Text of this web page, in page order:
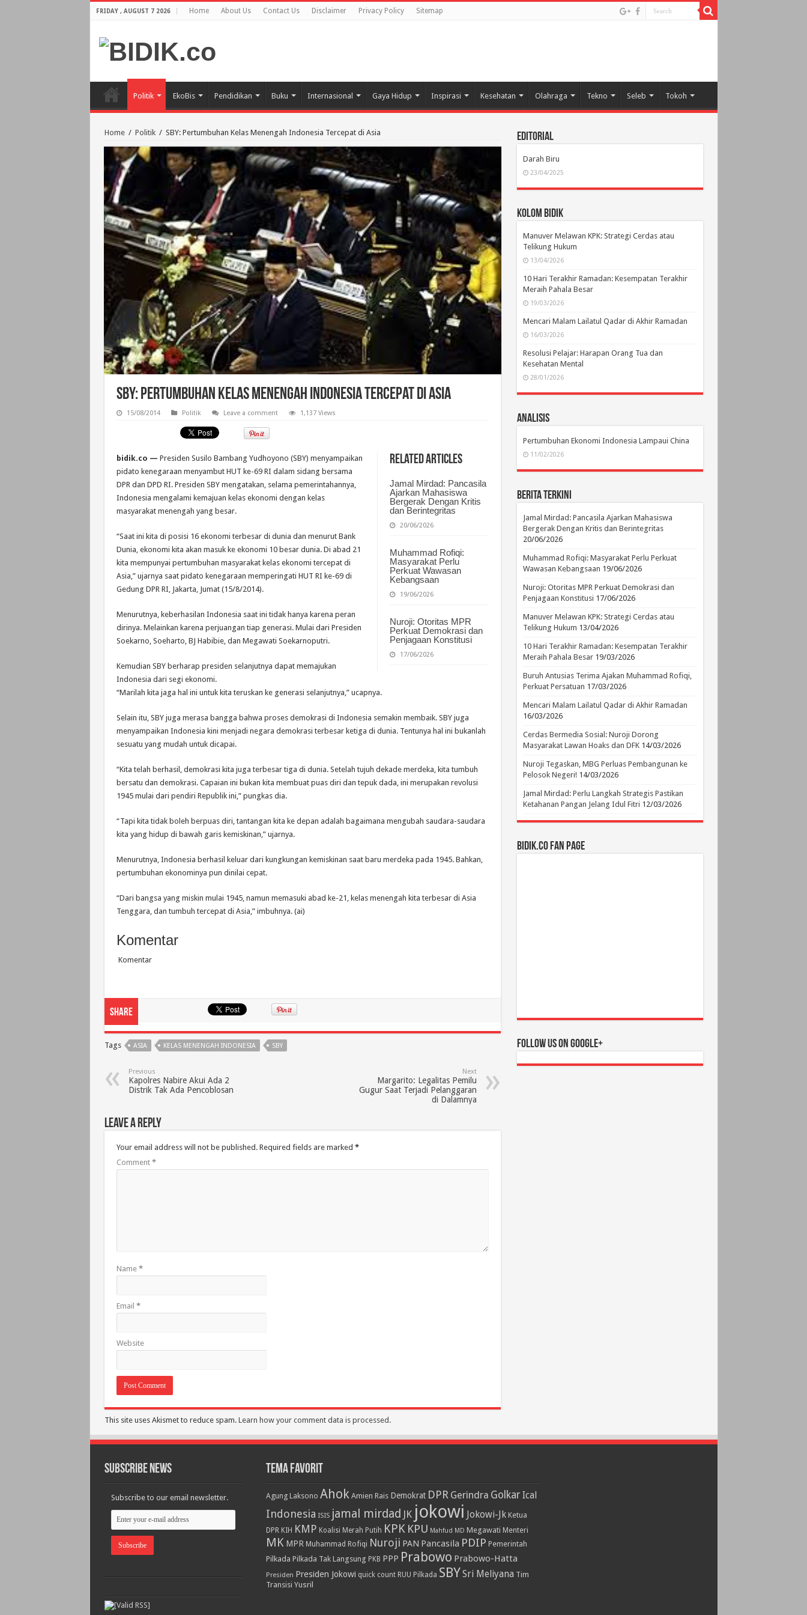
FRIDAY , AUGUST 7 2026 Home About Us Contact Us Disclaimer Privacy Policy Sitemap
Politik EkoBis Pendidikan Buku Internasional Gaya Hidup Inspirasi Kesehatan Olahraga Tekno Seleb Tokoh
Home / Politik / SBY: Pertumbuhan Kelas Menengah Indonesia Tercepat di Asia
SBY: Pertumbuhan Kelas Menengah Indonesia Tercepat di Asia
15/08/2014 Politik Leave a comment 1,137 Views
Related Articles
Jamal Mirdad: Pancasila
Ajarkan Mahasiswa
Bergerak Dengan Kritis
dan Berintegritas
20/06/2026
Muhammad Rofiqi:
Masyarakat Perlu
Perkuat Wawasan
Kebangsaan
19/06/2026
Nuroji: Otoritas MPR
Perkuat Demokrasi dan
Penjagaan Konstitusi
17/06/2026
bidik.co — Presiden Susilo Bambang Yudhoyono (SBY) menyampaikan
pidato kenegaraan menyambut HUT ke-69 RI dalam sidang bersama
DPR dan DPD RI. Presiden SBY mengatakan, selama pemerintahannya,
Indonesia mengalami kemajuan kelas ekonomi dengan kelas
masyarakat menengah yang besar.
“Saat ini kita di posisi 16 ekonomi terbesar di dunia dan menurut Bank
Dunia, ekonomi kita akan masuk ke ekonomi 10 besar dunia. Di abad 21
kita mempunyai pertumbuhan masyarakat kelas ekonomi tercepat di
Asia,” ujarnya saat pidato kenegaraan memperingati HUT RI ke-69 di
Gedung DPR RI, Jakarta, Jumat (15/8/2014).
Menurutnya, keberhasilan Indonesia saat ini tidak hanya karena peran
dirinya. Melainkan karena perjuangan tiap generasi. Mulai dari Presiden
Soekarno, Soeharto, BJ Habibie, dan Megawati Soekarnoputri.
Kemudian SBY berharap presiden selanjutnya dapat memajukan
Indonesia dari segi ekonomi.
“Marilah kita jaga hal ini untuk kita teruskan ke generasi selanjutnya,” ucapnya.
Selain itu, SBY juga merasa bangga bahwa proses demokrasi di Indonesia semakin membaik. SBY juga
menyampaikan Indonesia kini menjadi negara demokrasi terbesar ketiga di dunia. Tentunya hal ini bukanlah
sesuatu yang mudah untuk dicapai.
“Kita telah berhasil, demokrasi kita juga terbesar tiga di dunia. Setelah tujuh dekade merdeka, kita tumbuh
bersatu dan demokrasi. Capaian ini bukan kita membuat puas diri dan tepuk dada, ini merupakan revolusi
1945 mulai dari pendiri Republik ini,” pungkas dia.
“Tapi kita tidak boleh berpuas diri, tantangan kita ke depan adalah bagaimana mengubah saudara-saudara
kita yang hidup di bawah garis kemiskinan,” ujarnya.
Menurutnya, Indonesia berhasil keluar dari kungkungan kemiskinan saat baru merdeka pada 1945. Bahkan,
pertumbuhan ekonominya pun dinilai cepat.
“Dari bangsa yang miskin mulai 1945, namun memasuki abad ke-21, kelas menengah kita terbesar di Asia
Tenggara, dan tumbuh tercepat di Asia,” imbuhnya. (ai)
Komentar
Komentar
Share
Tags ASIA KELAS MENENGAH INDONESIA SBY
Previous
Kapolres Nabire Akui Ada 2
Distrik Tak Ada Pencoblosan
Next
Margarito: Legalitas Pemilu
Gugur Saat Terjadi Pelanggaran
di Dalamnya
Leave a Reply
Your email address will not be published. Required fields are marked *
Comment *
Name *
Email *
Website
This site uses Akismet to reduce spam. Learn how your comment data is processed.
Editorial
Darah Biru
23/04/2025
Kolom Bidik
Manuver Melawan KPK: Strategi Cerdas atau
Telikung Hukum
13/04/2026
10 Hari Terakhir Ramadan: Kesempatan Terakhir
Meraih Pahala Besar
19/03/2026
Mencari Malam Lailatul Qadar di Akhir Ramadan
16/03/2026
Resolusi Pelajar: Harapan Orang Tua dan
Kesehatan Mental
28/01/2026
Analisis
Pertumbuhan Ekonomi Indonesia Lampaui China
11/02/2026
Berita Terkini
Jamal Mirdad: Pancasila Ajarkan Mahasiswa
Bergerak Dengan Kritis dan Berintegritas
20/06/2026
Muhammad Rofiqi: Masyarakat Perlu Perkuat
Wawasan Kebangsaan 19/06/2026
Nuroji: Otoritas MPR Perkuat Demokrasi dan
Penjagaan Konstitusi 17/06/2026
Manuver Melawan KPK: Strategi Cerdas atau
Telikung Hukum 13/04/2026
10 Hari Terakhir Ramadan: Kesempatan Terakhir
Meraih Pahala Besar 19/03/2026
Buruh Antusias Terima Ajakan Muhammad Rofiqi,
Perkuat Persatuan 17/03/2026
Mencari Malam Lailatul Qadar di Akhir Ramadan
16/03/2026
Cerdas Bermedia Sosial: Nuroji Dorong
Masyarakat Lawan Hoaks dan DFK 14/03/2026
Nuroji Tegaskan, MBG Perluas Pembangunan ke
Pelosok Negeri! 14/03/2026
Jamal Mirdad: Perlu Langkah Strategis Pastikan
Ketahanan Pangan Jelang Idul Fitri 12/03/2026
BIDIK.CO Fan Page
Follow us on Google+
Subscribe News
Subscribe to our email newsletter.
Tema Favorit
Agung Laksono Ahok Amien Rais Demokrat DPR Gerindra Golkar Ical
Indonesia ISIS jamal mirdad JK jokowi Jokowi-Jk Ketua
DPR KIH KMP Koalisi Merah Putih KPK KPU Mahfud MD Megawati Menteri
MK MPR Muhammad Rofiqi Nuroji PAN Pancasila PDIP Pemerintah
Pilkada Pilkada Tak Langsung PKB PPP Prabowo Prabowo-Hatta
Presiden Presiden Jokowi quick count RUU Pilkada SBYSri Meliyana Tim
Transisi Yusril